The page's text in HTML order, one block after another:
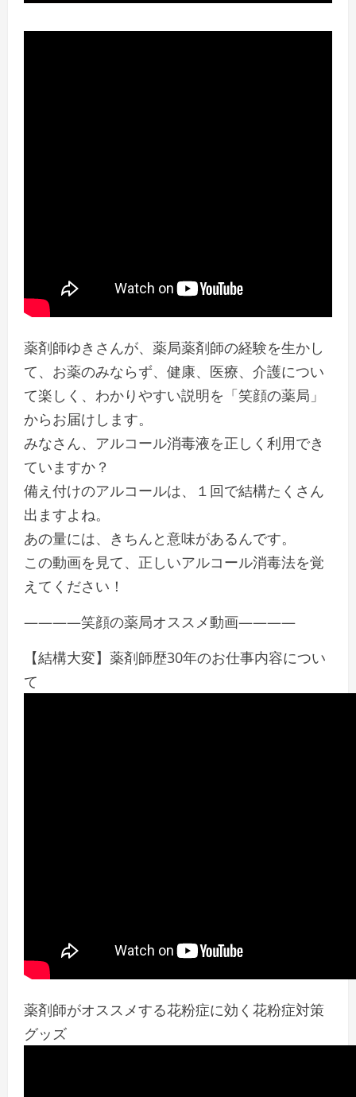
薬剤師ゆきさんが、薬局薬剤師の経験を生かし
て、お薬のみならず、健康、医療、介護につい
て楽しく、わかりやすい説明を「笑顔の薬局」
からお届けします。
みなさん、アルコール消毒液を正しく利用でき
ていますか？
備え付けのアルコールは、１回で結構たくさん
出ますよね。
あの量には、きちんと意味があるんです。
この動画を見て、正しいアルコール消毒法を覚
えてください！
————笑顔の薬局オススメ動画————
【結構大変】薬剤師歴30年のお仕事内容につい
て
薬剤師がオススメする花粉症に効く花粉症対策
グッズ